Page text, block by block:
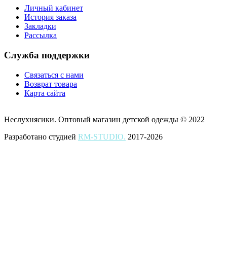
Личный кабинет
История заказа
Закладки
Рассылка
Служба поддержки
Связаться с нами
Возврат товара
Карта сайта
Неслухнясики. Оптовый магазин детской одежды © 2022
Разработано студией RM-STUDIO. 2017-2026